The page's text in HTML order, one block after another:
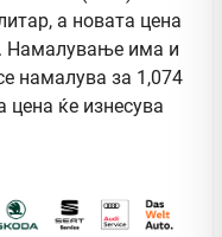
а новата цена
Намалување има и
намалува за 1,074
цена ќе изнесува